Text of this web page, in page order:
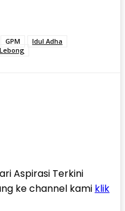
GPM
Idul Adha
Aspirasi Terkini
ke channel kami klik